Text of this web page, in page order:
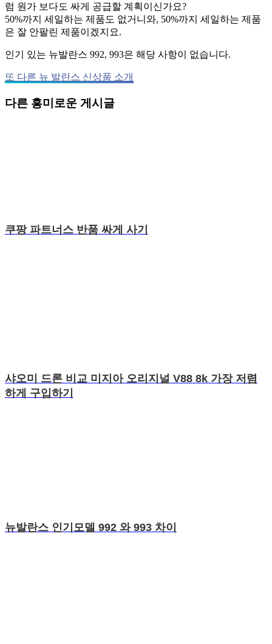
럼 원가 보다도 싸게 공급할 계획이신가요?
50%까지 세일하는 제품도 없거니와, 50%까지 세일하는 제품
은 잘 안팔린 제품이겠지요.
인기 있는 뉴발란스 992, 993은 해당 사항이 없습니다.
또 다른 뉴 발란스 신상품 소개
다른 흥미로운 게시글
쿠팡 파트너스 반품 싸게 사기
샤오미 드론 비교 미지아 오리지널 V88 8k 가장 저렴
하게 구입하기
뉴발란스 인기모델 992 와 993 차이